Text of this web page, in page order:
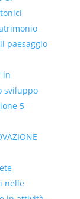
paesaggio
in
sviluppo
5
nelle